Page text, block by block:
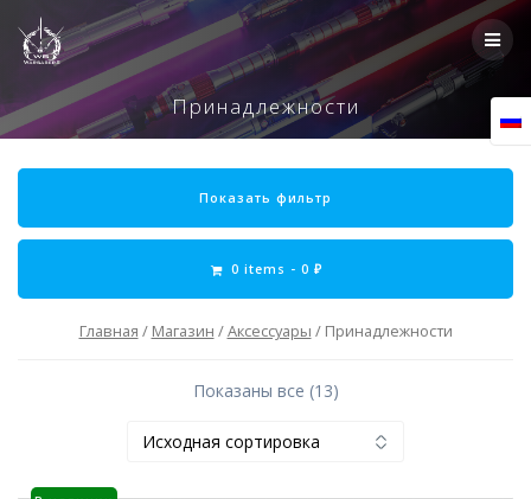
Skip
content
Принадлежности
0 items - 0 ₽
Главная / Магазин /Аксессуары / Принадлежности
Показаны все (13)
Показать фильтр